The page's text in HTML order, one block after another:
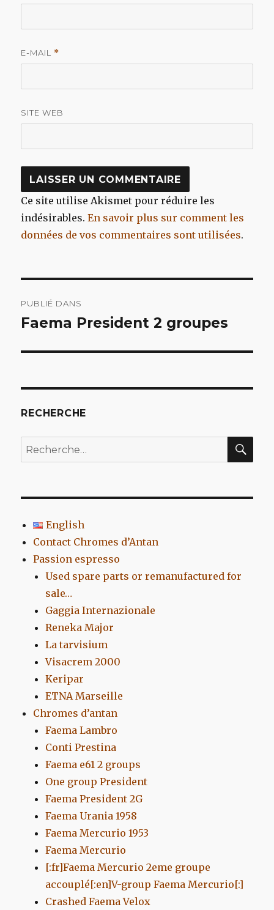
E-MAIL *
SITE WEB
Ce site utilise Akismet pour réduire les
indésirables.En savoir plus sur comment les
données de vos commentaires sont utilisées.
de
PUBLIÉ DANS
Faema President 2 groupes
RECHERCHE
Recherche
pour
English
Contact Chromes d’Antan
Passion espresso
Used spare parts or remanufactured for
sale…
Gaggia Internazionale
Reneka Major
La tarvisium
Visacrem 2000
Keripar
ETNA Marseille
Chromes d’antan
Faema Lambro
Conti Prestina
Faema e61 2 groups
One group President
Faema President 2G
Faema Urania 1958
Faema Mercurio 1953
Faema Mercurio
[:fr]Faema Mercurio 2eme groupe
accouplé[:en]V-group Faema Mercurio[:]
Crashed Faema Velox